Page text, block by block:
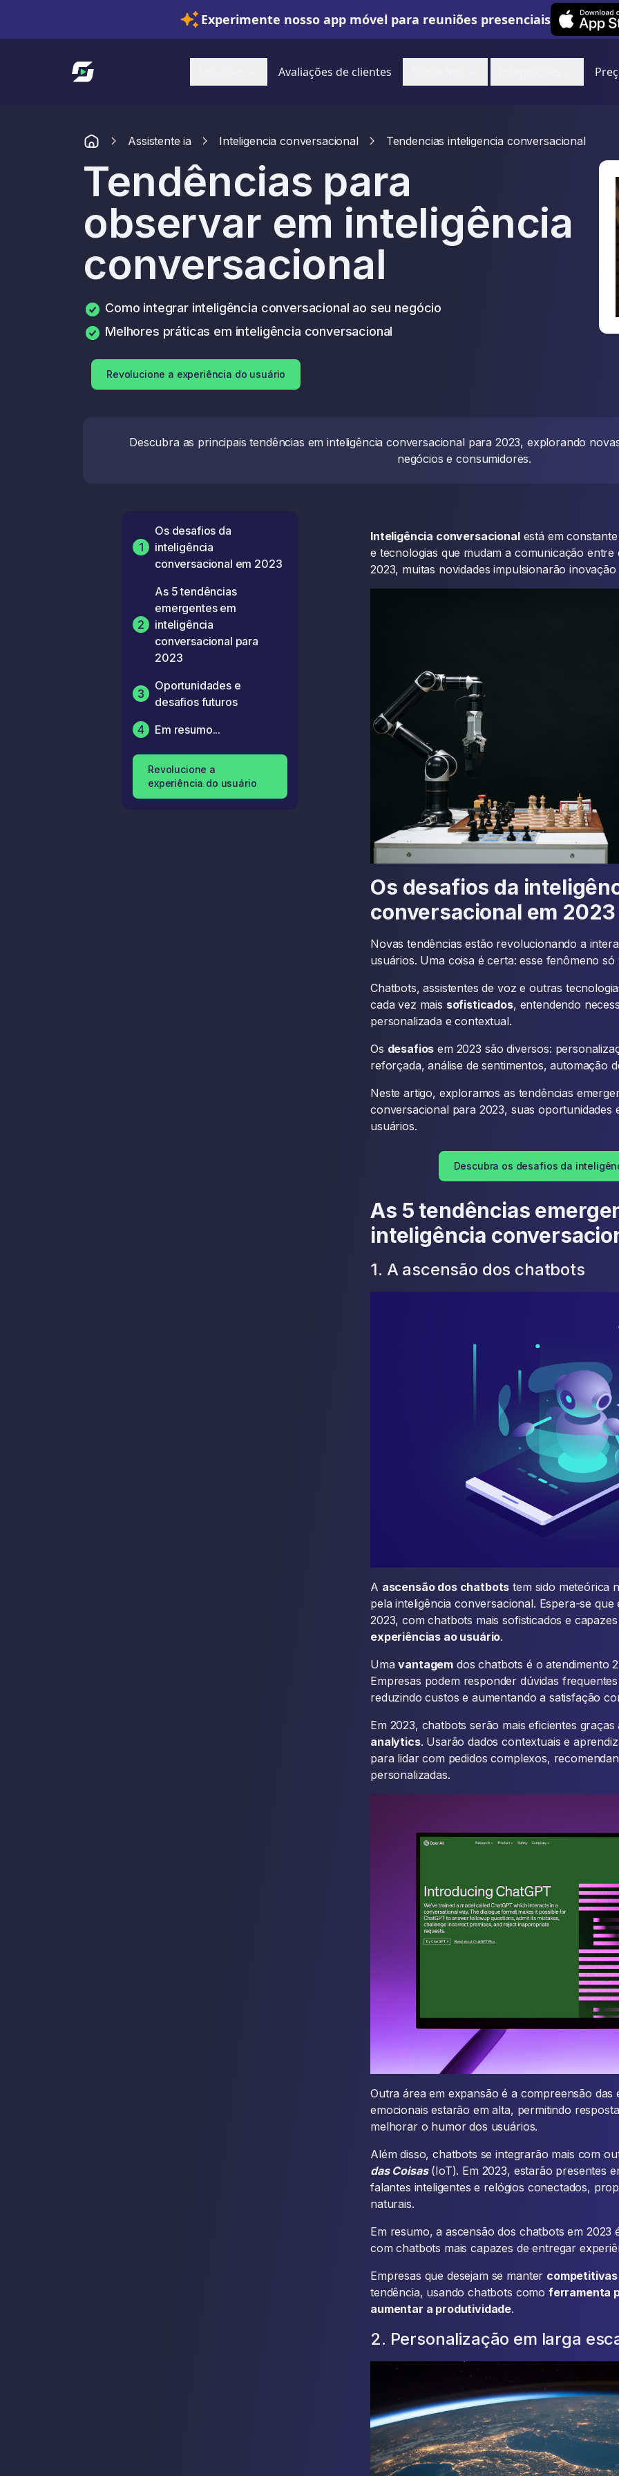
Experimente nosso app móvel para reuniões presenciais
Leexi on iOS
Link para a página inicial
Avaliações de clientes
Assistente ia Inteligencia conversacional Tendencias inteligencia conversacional
Tendências para
observar em inteligência
conversacional
Como integrar inteligência conversacional ao seu negócio
Melhores práticas em inteligência conversacional
Revolucione a experiência do usuário
Descubra as principais tendências em inteligência conversacional para 2023, explorando
negócios e consumidores.
1
Os desafios da
inteligência
conversacional em 2023
2
As 5 tendências
emergentes em
inteligência
conversacional para
2023
3
Oportunidades e
desafios futuros
4
Em resumo...
Revolucione a
experiência do usuário
Inteligência conversacionalestá em
e tecnologias que mudam a comunicação
2023, muitas novidades impulsionarão
Os desafios da
conversacional em 2023
Novas tendências estão revolucionando a
usuários. Uma coisa é certa: esse fenômeno
Chatbots, assistentes de voz e outras
cada vez mais sofisticados, entendendo
personalizada e contextual.
Os desafios em 2023 são diversos:
reforçada, análise de sentimentos, automação
Neste artigo, exploramos as tendências
conversacional para 2023, suas oportunidades
usuários.
Descubra os desafios da
As 5 tendências
inteligência
1. A ascensão dos chatbots
A ascensão dos chatbots tem sido meteórica
pela inteligência conversacional. Espera-se
2023, com chatbots mais sofisticados e
experiências ao usuário.
Umavantagem dos chatbots é o atendimento
Empresas podem responder dúvidas
reduzindo custos e aumentando a satisfação
Em 2023, chatbots serão mais eficientes
analytics. Usarão dados contextuais e
para lidar com pedidos complexos,
personalizadas.
Outra área em expansão é a compreensão
emocionais estarão em alta, permitindo
melhorar o humor dos usuários.
Além disso, chatbots se integrarão mais com
das Coisas(IoT). Em 2023, estarão presentes
falantes inteligentes e relógios conectados,
naturais.
Em resumo, a ascensão dos chatbots em 2023
com chatbots mais capazes de entregar
Empresas que desejam se manter competitivas
tendência, usando chatbots como ferramenta
aumentar a produtividade.
2. Personalização em larga